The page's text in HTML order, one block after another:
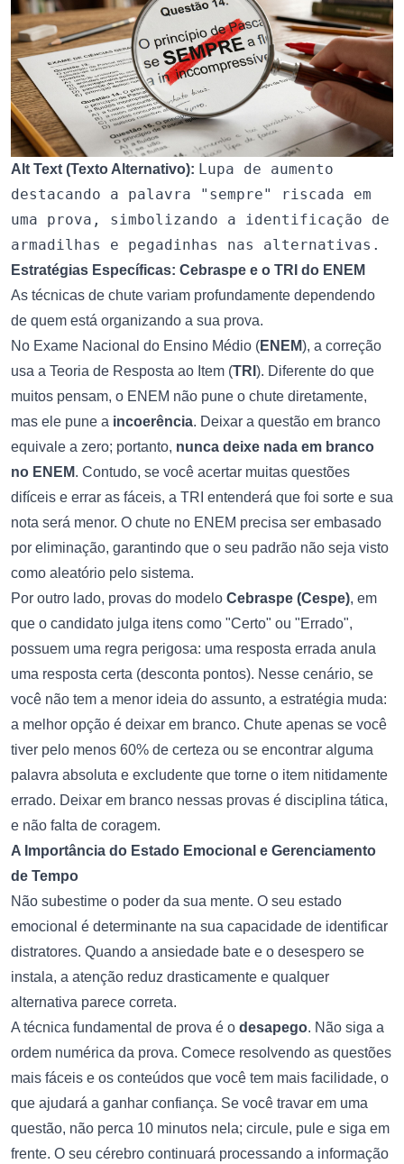
Alt Text (Texto Alternativo): Lupa de aumento
destacando a palavra "sempre" riscada em
uma prova, simbolizando a identificação de
armadilhas e pegadinhas nas alternativas.
Estratégias Específicas: Cebraspe e o TRI do ENEM
As técnicas de chute variam profundamente dependendo
de quem está organizando a sua prova.
No Exame Nacional do Ensino Médio (ENEM), a correção
usa a Teoria de Resposta ao Item (TRI ). Diferente do que
muitos pensam, o ENEM não pune o chute diretamente,
mas ele pune a incoerência. Deixar a questão em branco
equivale a zero; portanto, nunca deixe nada em branco
no ENEM. Contudo, se você acertar muitas questões
difíceis e errar as fáceis, a TRI entenderá que foi sorte e sua
nota será menor. O chute no ENEM precisa ser embasado
por eliminação, garantindo que o seu padrão não seja visto
como aleatório pelo sistema.
Por outro lado, provas do modelo Cebraspe (Cespe), em
que o candidato julga itens como "Certo" ou "Errado",
possuem uma regra perigosa: uma resposta errada anula
uma resposta certa (desconta pontos). Nesse cenário, se
você não tem a menor ideia do assunto, a estratégia muda:
a melhor opção é deixar em branco. Chute apenas se você
tiver pelo menos 60% de certeza ou se encontrar alguma
palavra absoluta e excludente que torne o item nitidamente
errado. Deixar em branco nessas provas é disciplina tática,
e não falta de coragem.
A Importância do Estado Emocional e Gerenciamento
de Tempo
Não subestime o poder da sua mente. O seu estado
emocional é determinante na sua capacidade de identificar
distratores. Quando a ansiedade bate e o desespero se
instala, a atenção reduz drasticamente e qualquer
alternativa parece correta.
A técnica fundamental de prova é o desapego. Não siga a
ordem numérica da prova. Comece resolvendo as questões
mais fáceis e os conteúdos que você tem mais facilidade, o
que ajudará a ganhar confiança. Se você travar em uma
questão, não perca 10 minutos nela; circule, pule e siga em
frente. O seu cérebro continuará processando a informação